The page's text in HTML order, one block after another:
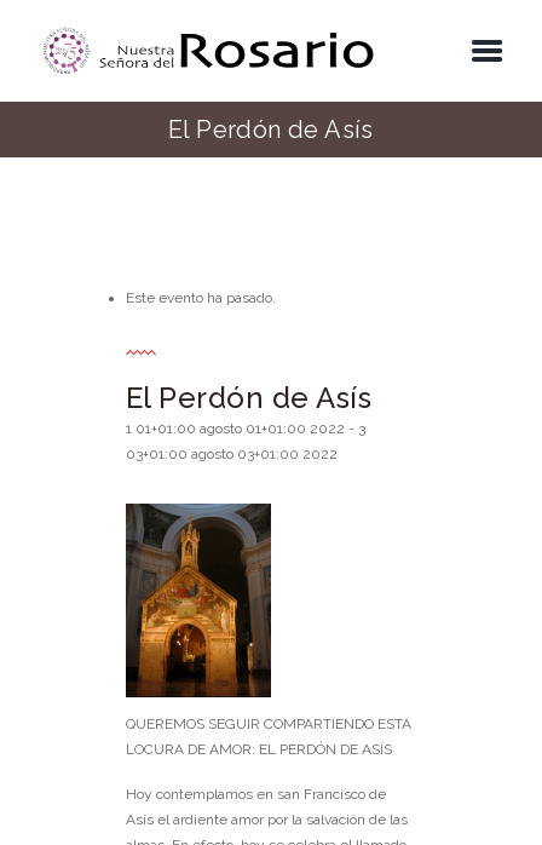
El Perdón de Asís
Este evento ha pasado.
El Perdón de Asís
1 01+01:00 agosto 01+01:00 2022 - 3
03+01:00 agosto 03+01:00 2022
QUEREMOS SEGUIR COMPARTIENDO ESTA
LOCURA DE AMOR: EL PERDÓN DE ASÍS
Hoy contemplamos en san Francisco de
Asís el ardiente amor por la salvación de las